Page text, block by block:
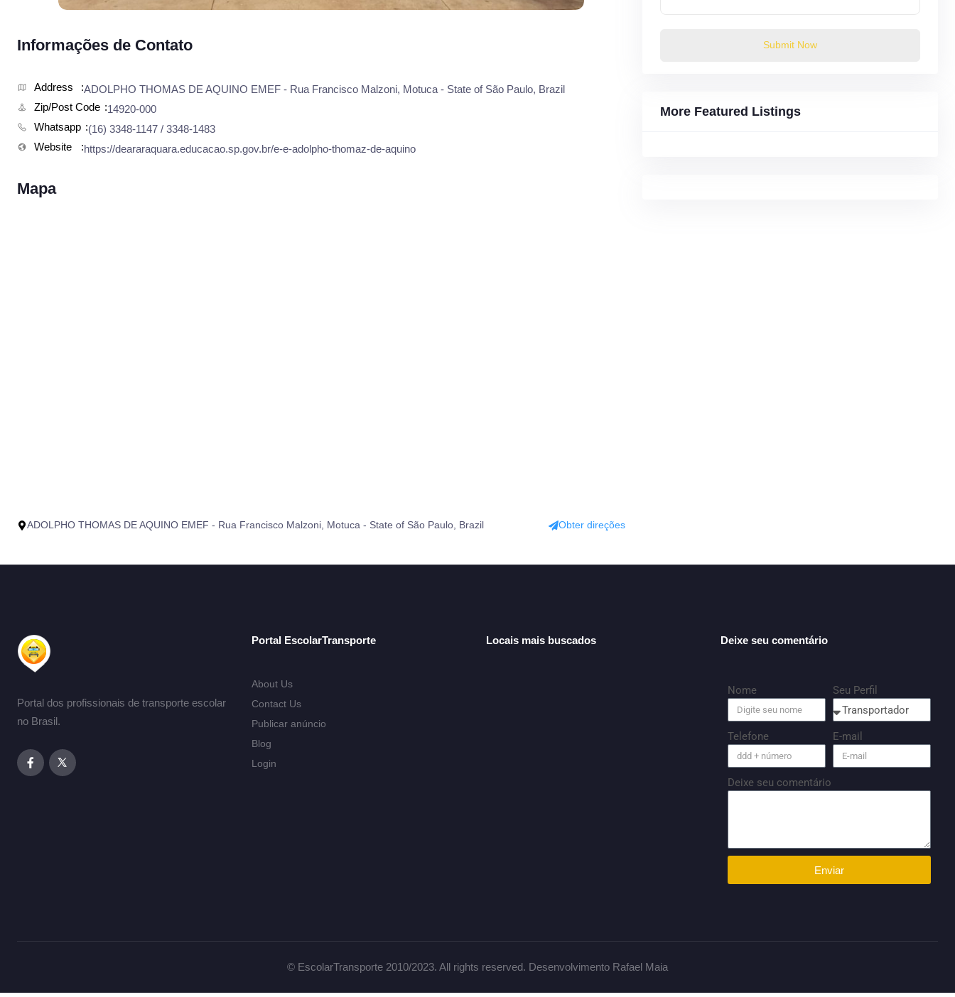
Informações de Contato
Address
ADOLPHO THOMAS DE AQUINO EMEF - Rua Francisco Malzoni, Motuca - State of São Paulo, Brazil
Zip/Post Code
14920-000
Whatsapp
(16) 3348-1147 / 3348-1483
Website
https://deararaquara.educacao.sp.gov.br/e-e-adolpho-thomaz-de-aquino
Mapa
ADOLPHO THOMAS DE AQUINO EMEF - Rua Francisco Malzoni, Motuca - State of São Paulo, Brazil Obter direções
Submit Now
More Featured Listings
Portal dos profissionais de transporte escolar
no Brasil.
Portal EscolarTransporte
About Us
Contact Us
Publicar anúncio
Blog
Login
Locais mais buscados Deixe seu comentário
Nome Seu Perfil
Telefone E-mail
Deixe seu comentário
Enviar
© EscolarTransporte 2010/2023. All rights reserved. Desenvolvimento Rafael Maia